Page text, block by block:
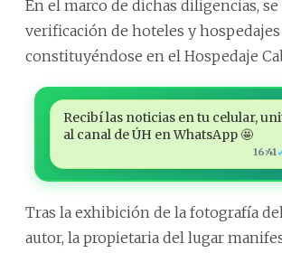
En el marco de dichas diligencias,
verificación de hoteles y hospedajes
constituyéndose en el Hospedaje
Recibí las noticias en tu celular,
al canal de ÚH en WhatsApp 🤩
16:41
Tras la exhibición de la fotografía
autor, la propietaria del lugar